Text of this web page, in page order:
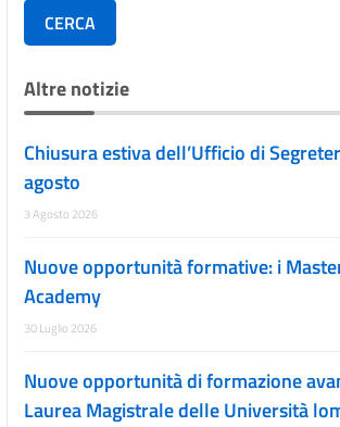
CERCA
Altre notizie
Chiusura estiva dell’Ufficio di
agosto
3 Agosto 2026
Nuove opportunità formative: i
Academy
30 Luglio 2026
Nuove opportunità di formazione
Laurea Magistrale delle Università